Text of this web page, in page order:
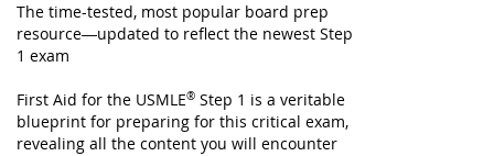
The time-tested, most popular board prep
resource―updated to reflect the newest Step
1 exam
First Aid for the USMLE® Step 1 is a veritable
blueprint for preparing for this critical exam,
revealing all the content you will encounter